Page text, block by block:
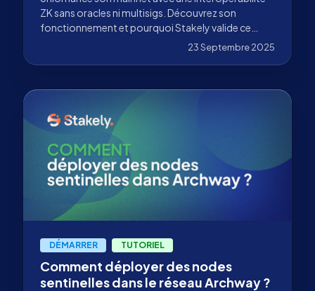
ZK sans oracles ni multisigs. Découvrez son
fonctionnement et pourquoi Stakely valide ce
23 Septembre 2025
DÉMARRER TUTORIEL
Comment déployer des nodes
sentinelles dans le réseau Archway ?